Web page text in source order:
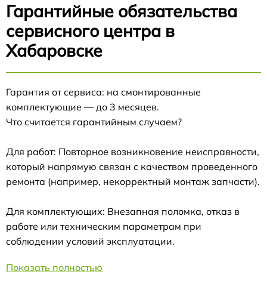
Гарантийные обязательства
сервисного центра в
Хабаровске
Гарантия от сервиса: на смонтированные
комплектующие — до 3 месяцев.
Что считается гарантийным случаем?
Для работ: Повторное возникновение неисправности,
который напрямую связан с качеством проведенного
ремонта (например, некорректный монтаж запчасти).
Для комплектующих: Внезапная поломка, отказ в
работе или техническим параметрам при
соблюдении условий эксплуатации.
Показать полностью